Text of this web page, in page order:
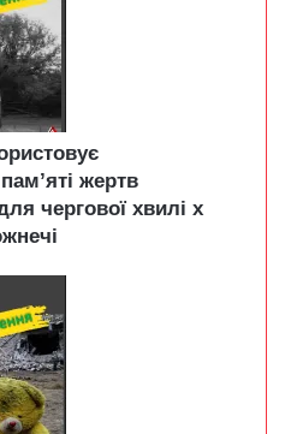
жертв
чергової хвилі х